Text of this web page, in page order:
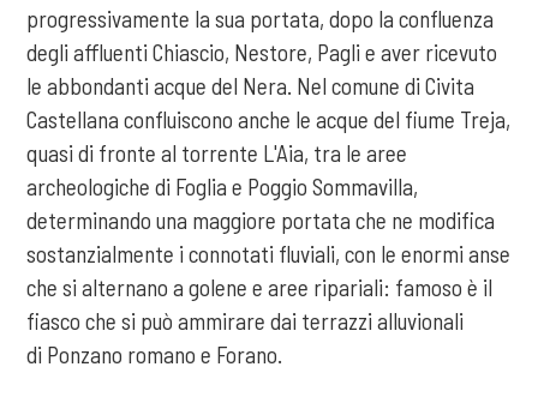
progressivamente la sua portata, dopo la confluenza
degli affluenti Chiascio, Nestore, Pagli e aver ricevuto
le abbondanti acque del Nera. Nel comune di Civita
Castellana confluiscono anche le acque del fiume Treja,
quasi di fronte al torrente L'Aia, tra le aree
archeologiche di Foglia e Poggio Sommavilla,
determinando una maggiore portata che ne modifica
sostanzialmente i connotati fluviali, con le enormi anse
che si alternano a golene e aree ripariali: famoso è il
fiasco che si può ammirare dai terrazzi alluvionali
di Ponzano romano e Forano.